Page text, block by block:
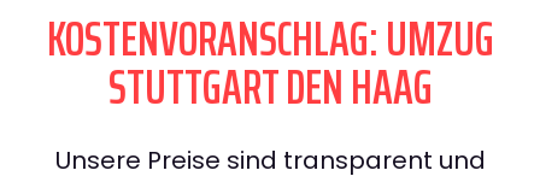
KOSTENVORANSCHLAG: UMZUG
STUTTGART DEN HAAG
Unsere Preise sind transparent und